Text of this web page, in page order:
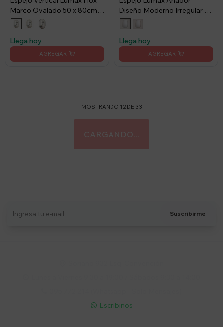
Marco Ovalado 50 x 80cm -
Blanco
Llega hoy
Diseño Moderno Irregular 50
x 80cm - Blanco
Llega hoy
MOSTRANDO 12DE 33
Suscribirme
 Escribinos